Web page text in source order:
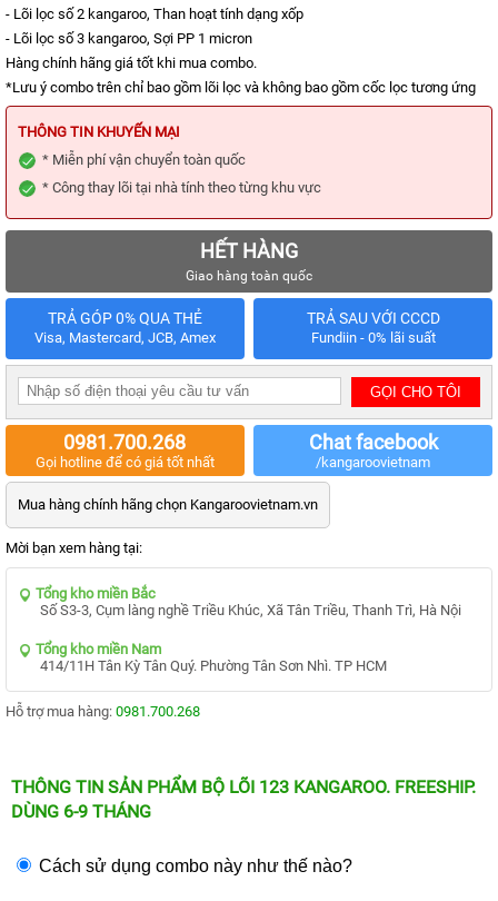
LINH
KIỆN
MÁY
LỌC
NƯỚC
LỌC
ĐẦU
NGUỒN,
CÔNG
NGHIỆP
KANGAROO
BÌNH
NÓNG
LẠNH
DỤNG
TIN
KHUYẾN
MẠI
TỨC
VẤN
HƯỚNG
DẪN
TRÌNH
KANGAROO
DỊCH
- Lõi lọc số 2 kangaroo, Than hoạt tính dạng xốp
- Lõi lọc số 3 kangaroo, Sợi PP 1 micron
Hàng chính hãng giá tốt khi mua combo.
*Lưu ý combo trên chỉ bao gồm lõi lọc và không bao gồm cốc lọc tương ứng
THÔNG TIN KHUYẾN MẠI
* Miễn phí vận chuyển toàn quốc
* Công thay lõi tại nhà tính theo từng khu vực
HẾT HÀNG
Giao hàng toàn quốc
TRẢ GÓP 0% QUA THẺ
Visa, Mastercard, JCB, Amex
TRẢ SAU VỚI CCCD
Fundiin - 0% lãi suất
0981.700.268
Gọi hotline để có giá tốt nhất
Chat facebook
/kangaroovietnam
Mua hàng chính hãng chọn Kangaroovietnam.vn
Mời bạn xem hàng tại:
Tổng kho miền Bắc
Số S3-3, Cụm làng nghề Triều Khúc, Xã Tân Triều, Thanh Trì, Hà Nội
Tổng kho miền Nam
414/11H Tân Kỳ Tân Quý. Phường Tân Sơn Nhì. TP HCM
Hỗ trợ mua hàng: 0981.700.268
THÔNG TIN SẢN PHẨM BỘ LÕI 123 KANGAROO. FREESHIP.
DÙNG 6-9 THÁNG
Cách sử dụng combo này như thế nào?